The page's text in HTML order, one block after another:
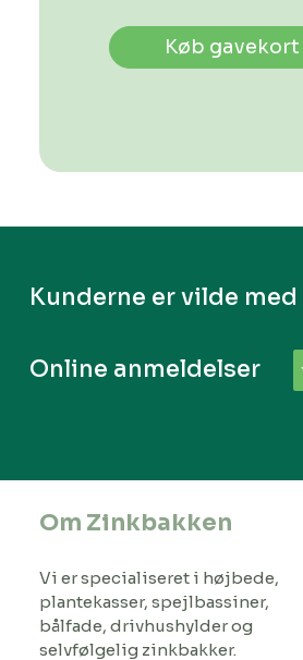
Køb gavekort
Kunderne er vilde
Online anmeldelser
Om Zinkbakken
Vi er specialiseret i højbede,
plantekasser, spejlbassiner,
bålfade, drivhushylder og
selvfølgelig zinkbakker.